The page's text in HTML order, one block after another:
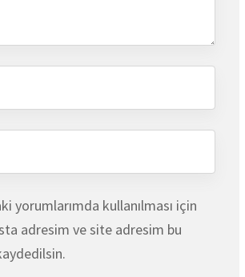
yorumlarımda kullanılması için
adresim ve site adresim bu